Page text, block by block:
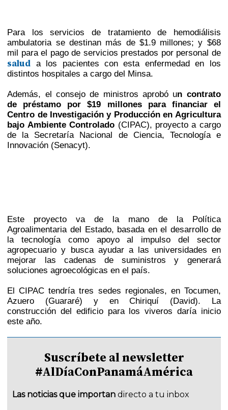
Para los servicios de tratamiento de hemodiálisis
ambulatoria se destinan más de $1.9 millones; y $68
mil para el pago de servicios prestados por personal de
salud a los pacientes con esta enfermedad en los
distintos hospitales a cargo del Minsa.
Además, el consejo de ministros aprobó un contrato
de préstamo por $19 millones para financiar el
Centro de Investigación y Producción en Agricultura
bajo Ambiente Controlado (CIPAC), proyecto a cargo
de la Secretaría Nacional de Ciencia, Tecnología e
Innovación (Senacyt).
Este proyecto va de la mano de la Política
Agroalimentaria del Estado, basada en el desarrollo de
la tecnología como apoyo al impulso del sector
agropecuario y busca ayudar a las universidades en
mejorar las cadenas de suministros y generará
soluciones agroecológicas en el país.
El CIPAC tendría tres sedes regionales, en Tocumen,
Azuero (Guararé) y en Chiriquí (David). La
construcción del edificio para los viveros daría inicio
este año.
Suscríbete al newsletter
#AlDíaConPanamáAmérica
Las noticias que importan directo a tu inbox